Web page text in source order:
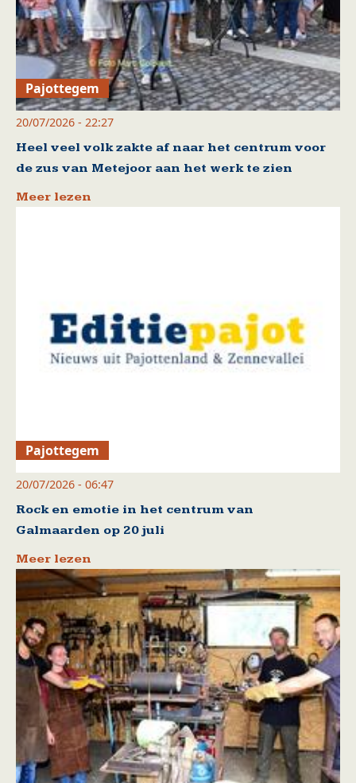
Pajottegem
20/07/2026 - 22:27
Heel veel volk zakte af naar het centrum voor
de zus van Metejoor aan het werk te zien
Meer lezen
Pajottegem
20/07/2026 - 06:47
Rock en emotie in het centrum van
Galmaarden op 20 juli
Meer lezen